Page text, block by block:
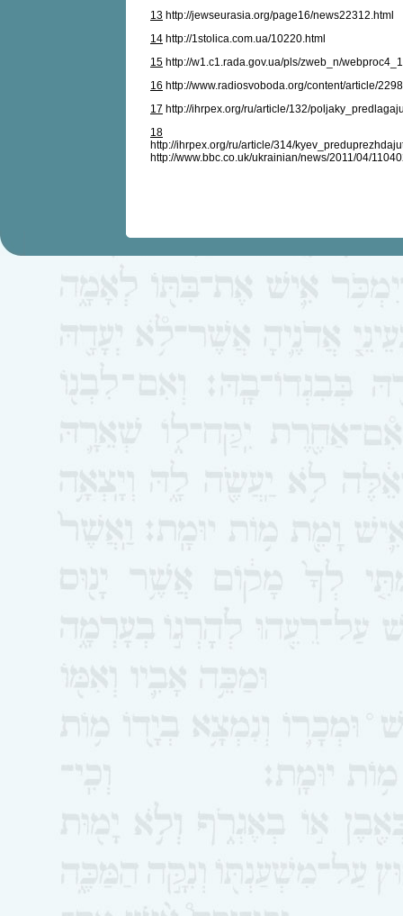
13 http://jewseurasia.org/page16/news22312.html
14 http://1stolica.com.ua/10220.html
15 http://w1.c1.rada.gov.ua/pls/zweb_n/
16 http://www.radiosvoboda.org/content/article/
17 http://ihrpex.org/ru/article/132/
18
http://ihrpex.org/ru/article/314/
http://www.bbc.co.uk/ukrainian/news/2011/04/